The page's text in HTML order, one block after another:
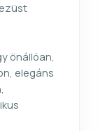
önállóan,
elegáns